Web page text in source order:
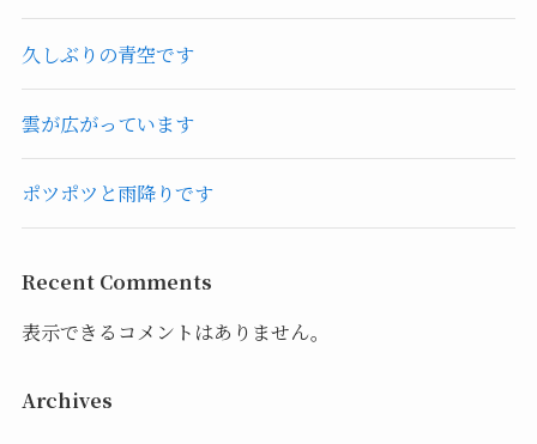
久しぶりの青空です
雲が広がっています
ポツポツと雨降りです
Recent Comments
表示できるコメントはありません。
Archives